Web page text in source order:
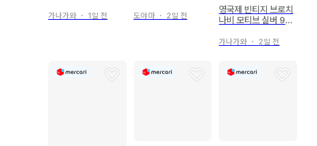
가나가와 ・ 1일 전 도야마・ 2일 전
영국제 빈티지 브로치
나비 모티브 실버 925
가나가와 ・ 2일 전